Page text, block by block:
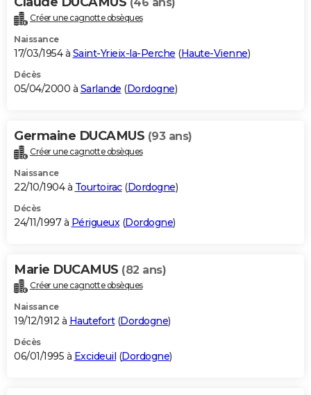
(46 ans)
Créer une cagnotte obsèques
Naissance
17/03/1954 à Saint-Yrieix-la-Perche (Haute-Vienne)
Décès
05/04/2000 à Sarlande (Dordogne)
Germaine DUCAMUS (93 ans)
Créer une cagnotte obsèques
Naissance
22/10/1904 à Tourtoirac(Dordogne)
Décès
24/11/1997 à Périgueux(Dordogne)
Marie DUCAMUS (82 ans)
Créer une cagnotte obsèques
Naissance
19/12/1912 à Hautefort(Dordogne)
Décès
06/01/1995 à Excideuil (Dordogne)